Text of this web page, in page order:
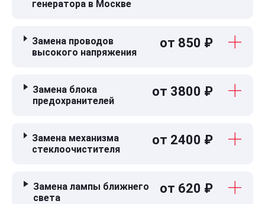
генератора в Москве
Замена проводов
высокого напряжения
от 850 ₽
Замена блока
предохранителей
от 3800 ₽
Замена механизма
стеклоочистителя
от 2400 ₽
Замена лампы ближнего
света
от 620 ₽